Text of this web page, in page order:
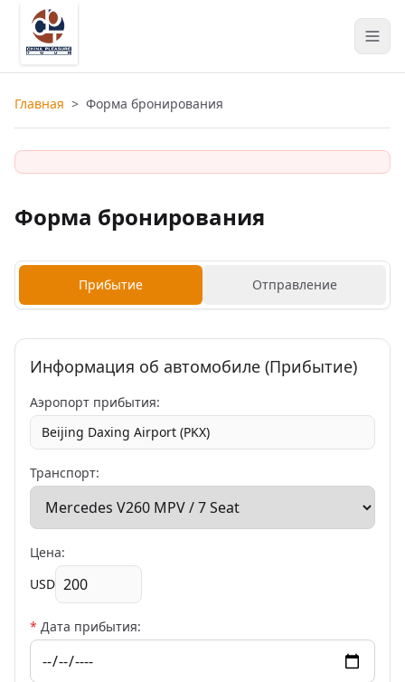
Главная > Форма бронирования
Форма бронирования
Прибытие Отправление
Информация об автомобиле (Прибытие)
Аэропорт прибытия:
Beijing Daxing Airport (PKX)
Транспорт:
Цена:
USD
* Дата прибытия: